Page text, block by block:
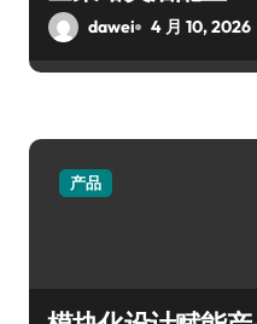
dawei 4 月 10, 2026
产品